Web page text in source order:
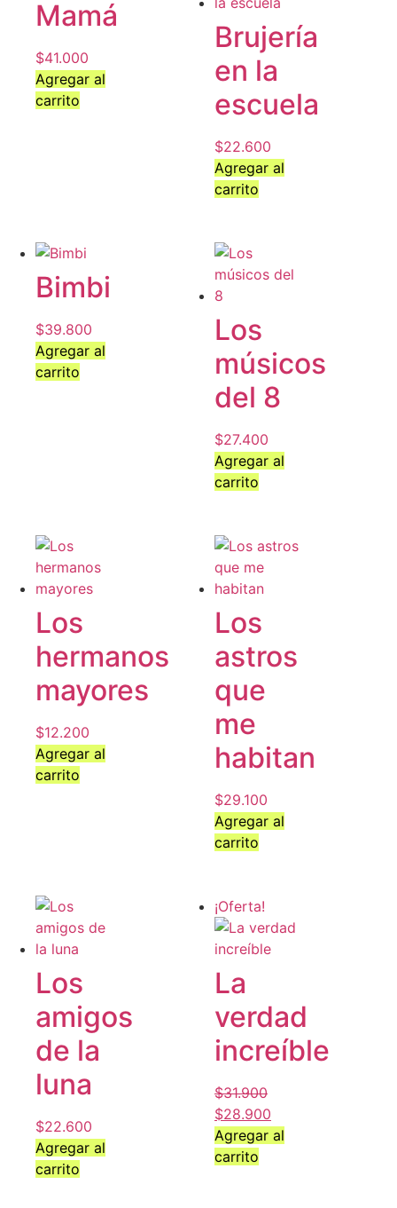
Mamá
$41.000
Agregar al
carrito
Brujería
en la
escuela
$22.600
Agregar al
carrito
Bimbi
$39.800
Agregar al
carrito
Los
músicos
del 8
$27.400
Agregar al
carrito
Los
hermanos
mayores
$12.200
Agregar al
carrito
Los
astros
que
me
habitan
$29.100
Agregar al
carrito
Los
amigos
de la
luna
$22.600
Agregar al
carrito
¡Oferta!
La
verdad
increíble
$31.900
$28.900
Agregar al
carrito